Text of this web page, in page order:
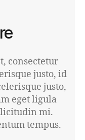
consectetur
justo, id
justo,
eget ligula
mi.
tempus.